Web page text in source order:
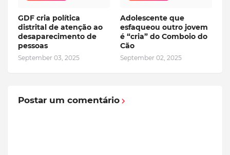
GDF cria política
distrital de atenção ao
desaparecimento de
pessoas
September 03, 2025
Adolescente que
esfaqueou outro jovem
é “cria” do Comboio do
Cão
September 02, 2025
Postar um comentário